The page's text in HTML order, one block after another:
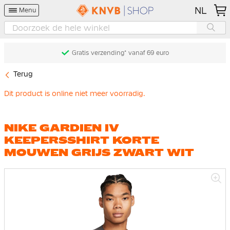
Menu NL
Gratis verzending* vanaf 69 euro
Terug
Dit product is online niet meer voorradig.
NIKE GARDIEN IV
KEEPERSSHIRT KORTE
MOUWEN GRIJS ZWART WIT